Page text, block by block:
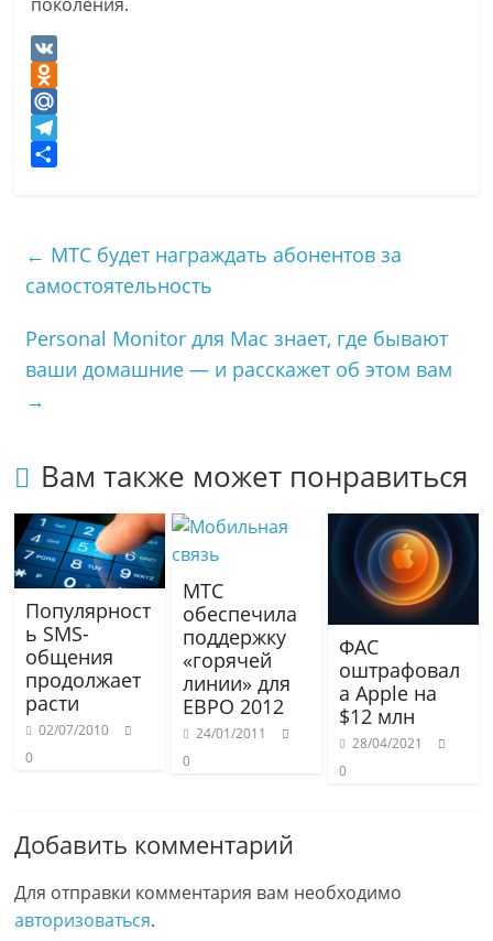
V
K
O
d
n
a
s
n
i
M
a
R
u
T
g
r
m
р
а
и
т
← МТС будет награждать абонентов за
самостоятельность
Personal Monitor для Mac знает, где бывают
ваши домашние — и расскажет об этом вам
→
Вам также может понравиться
Популярност
ь SMS-
общения
продолжает
расти
02/07/2010
0
МТС
обеспечила
поддержку
«горячей
линии» для
ЕВРО 2012
24/01/2011
0
ФАС
оштрафовал
а Apple на
$12 млн
28/04/2021
0
Добавить комментарий
Для отправки комментария вам необходимо
авторизоваться.